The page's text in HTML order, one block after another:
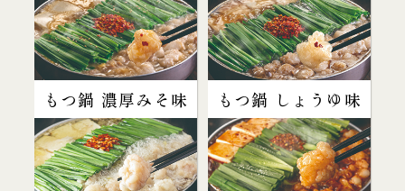
もつ鍋 濃厚みそ味 もつ鍋 しょうゆ味